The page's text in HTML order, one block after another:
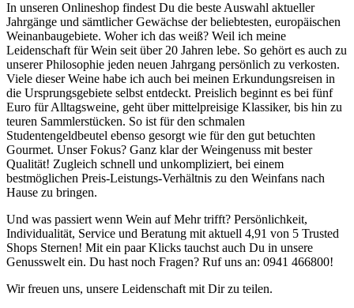
In unseren Onlineshop findest Du die beste Auswahl aktueller
Jahrgänge und sämtlicher Gewächse der beliebtesten, europäischen
Weinanbaugebiete. Woher ich das weiß? Weil ich meine
Leidenschaft für Wein seit über 20 Jahren lebe. So gehört es auch zu
unserer Philosophie jeden neuen Jahrgang persönlich zu verkosten.
Viele dieser Weine habe ich auch bei meinen Erkundungsreisen in
die Ursprungsgebiete selbst entdeckt. Preislich beginnt es bei fünf
Euro für Alltagsweine, geht über mittelpreisige Klassiker, bis hin zu
teuren Sammlerstücken. So ist für den schmalen
Studentengeldbeutel ebenso gesorgt wie für den gut betuchten
Gourmet. Unser Fokus? Ganz klar der Weingenuss mit bester
Qualität! Zugleich schnell und unkompliziert, bei einem
bestmöglichen Preis-Leistungs-Verhältnis zu den Weinfans nach
Hause zu bringen.
Und was passiert wenn Wein auf Mehr trifft? Persönlichkeit,
Individualität, Service und Beratung mit aktuell 4,91 von 5 Trusted
Shops Sternen! Mit ein paar Klicks tauchst auch Du in unsere
Genusswelt ein. Du hast noch Fragen? Ruf uns an: 0941 466800!
Wir freuen uns, unsere Leidenschaft mit Dir zu teilen.